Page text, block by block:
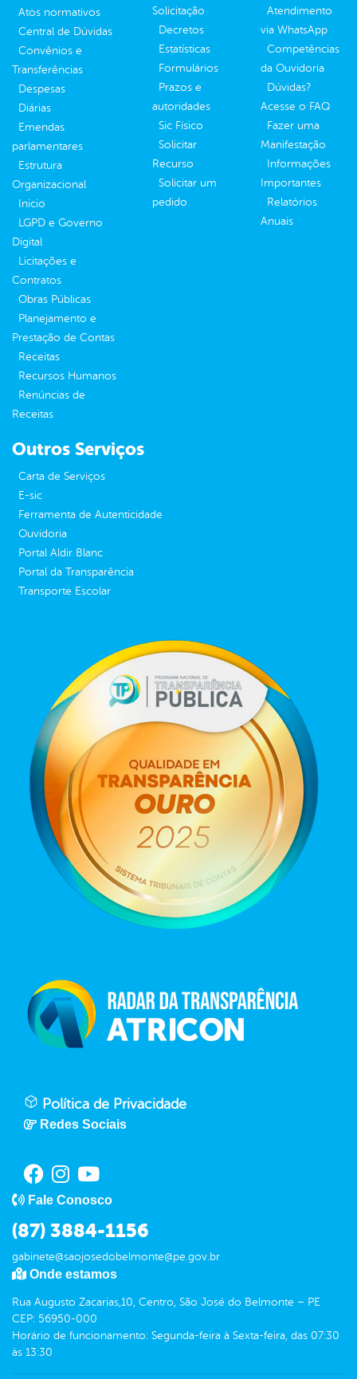
Atos normativos
Central de Dúvidas
Convênios e
Transferências
Despesas
Diárias
Emendas
parlamentares
Estrutura
Organizacional
Inicio
LGPD e Governo
Digital
Licitações e
Contratos
Obras Públicas
Planejamento e
Prestação de Contas
Receitas
Recursos Humanos
Renúncias de
Receitas
Solicitação
Decretos
Estatísticas
Formulários
Prazos e
autoridades
Sic Físico
Solicitar
Recurso
Solicitar um
pedido
Atendimento
via WhatsApp
Competências
da Ouvidoria
Dúvidas?
Acesse o FAQ
Fazer uma
Manifestação
Informações
Importantes
Relatórios
Anuais
Outros Serviços
Carta de Serviços
E-sic
Ferramenta de Autenticidade
Ouvidoria
Portal Aldir Blanc
Portal da Transparência
Transporte Escolar
Política de Privacidade
Redes Sociais
Fale Conosco
(87) 3884-1156
gabinete@saojosedobelmonte@pe.gov.br
Onde estamos
Rua Augusto Zacarias,10, Centro, São José do Belmonte – PE
CEP: 56950-000
Horário de funcionamento: Segunda-feira à Sexta-feira, das 07:30
às 13:30